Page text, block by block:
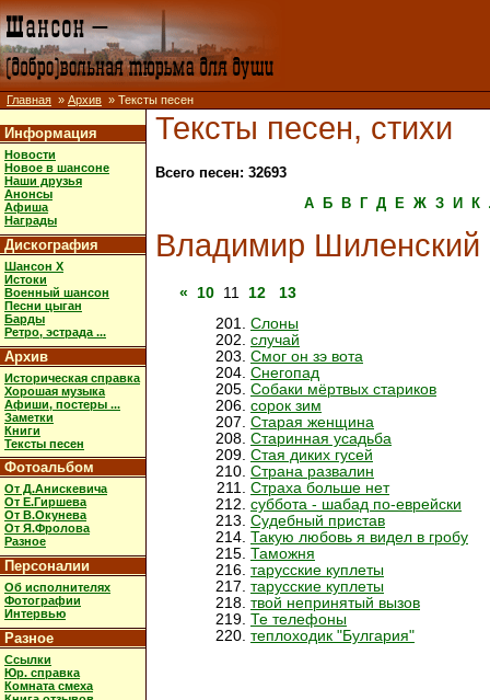
Главная » Архив » Тексты песен
Информация
Новости
Новое в шансоне
Наши друзья
Анонсы
Афиша
Награды
Дискография
Шансон X
Истоки
Военный шансон
Песни цыган
Барды
Ретро, эстрада ...
Архив
Историческая справка
Хорошая музыка
Афиши, постеры ...
Заметки
Книги
Тексты песен
Фотоальбом
От Д.Анискевича
От Е.Гиршева
От В.Окунева
От Я.Фролова
Разное
Персоналии
Об исполнителях
Фотографии
Интервью
Разное
Ссылки
Юр. справка
Комната смеха
Тексты песен, стихи
Всего песен: 32693
А
Б В Г Д Е Ж З И К
Владимир Шиленский
« 10 11 12
13
Слоны
случай
Смог он зэ вота
Снегопад
Собаки мёртвых стариков
сорок зим
Старая женщина
Старинная усадьба
Стая диких гусей
Страна развалин
Страха больше нет
суббота - шабад по-еврейски
Судебный пристав
Такую любовь я видел в гробу
Таможня
тарусские куплеты
тарусские куплеты
твой непринятый вызов
Те телефоны
теплоходик "Булгария"